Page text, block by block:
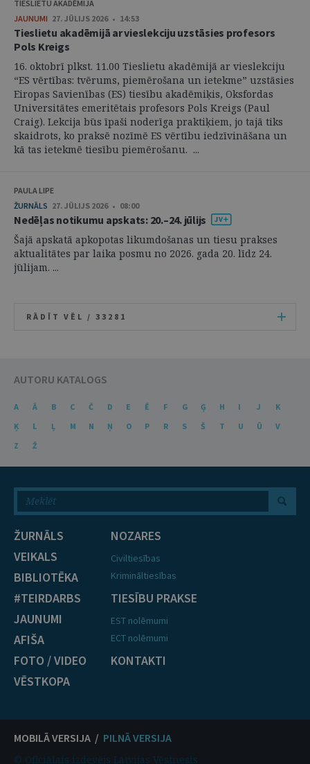
TIESLIETU AKADĒMIJA
JAUNUMI 27. JŪLIJS 2026 • 14:53
Tieslietu akadēmijā ar vieslekciju uzstāsies profesors
Pols Kreigs
16. oktobrī plkst. 11.00 Tieslietu akadēmijā ar vieslekciju
“ES vērtības: tvērums, piemērošana un ietekme” uzstāsies
Eiropas Savienības (ES) tiesību akadēmiķis, Oksfordas
Universitātes emeritētais profesors Pols Kreigs (Paul
Craig). Lekcija būs īpaši noderīga praktiķiem, jo tajā tiks
skaidrots, ko praksē nozīmē ES vērtību iedzīvināšana un
kā tas ietekmē tiesību piemērošanu. ...
PAULA LIPE
ŽURNĀLS 27. JŪLIJS 2026 • 08:00
Nedēļas notikumu apskats: 20.–24. jūlijs
Šajā apskatā apkopotas likumdošanas un tiesu prakses
aktualitātes par laika posmu no 2026. gada 20. līdz 24.
jūlijam. ...
RĀDĪT VĒL / 33281
AUTORU KATALOGS
A Ā B C Č D E Ē F G Ģ H I J
K
Ķ
L Ļ M N Ņ O P R S Š T U Ū
V
Z
Ž
ŽURNĀLS
VEIKALS
BIBLIOTĒKA
#TEIRDARBS
JAUNUMI
AFIŠA
FOTO / VIDEO
VĒSTKOPA
NOZARES
Civiltiesības
Krimināltiesības
TIESĪBU PRAKSE
EST nolēmumi
ECT nolēmumi
KONTAKTI
MOBILĀ VERSIJA / PILNĀ VERSIJA
© Oficiālais izdevējs Latvijas Vēstnesis